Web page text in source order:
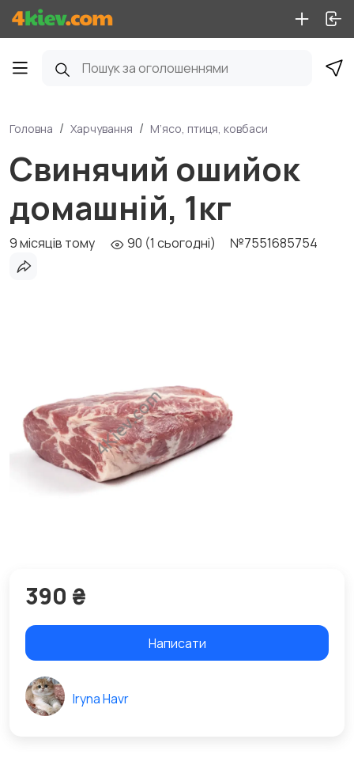
Головна Харчування М’ясо, птиця, ковбаси
Свинячий ошийок
домашній, 1кг
9 місяців тому 90 (1 сьогодні) №7551685754
390 ₴
Написати
Iryna Havr